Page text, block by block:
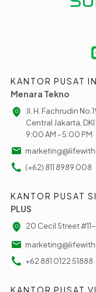
KANTOR PUSAT
Menara Tekno
Jl. H. Fachrudin
Central Jakarta,
9:00 AM - 5:00 PM
(+62) 811 8989 008
KANTOR PUSAT
PLUS
20 Cecil Street
+62 881 0122 51888
KANTOR PUSAT